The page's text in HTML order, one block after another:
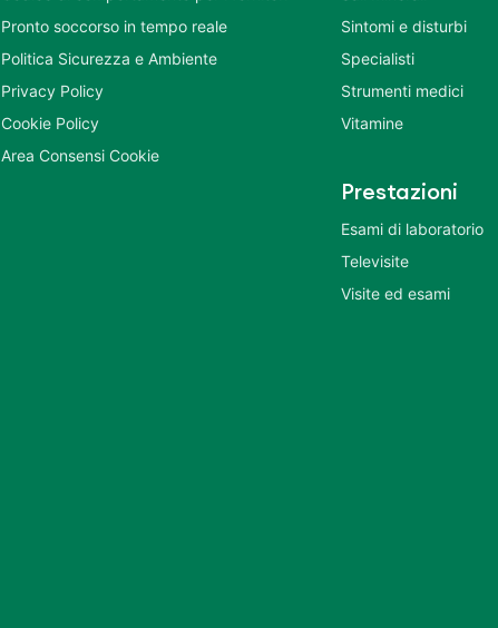
Pronto soccorso in tempo reale
Politica Sicurezza e Ambiente
Privacy Policy
Cookie Policy
Area Consensi Cookie
Sintomi e disturbi
Specialisti
Strumenti medici
Vitamine
Prestazioni
Esami di laboratorio
Televisite
Visite ed esami